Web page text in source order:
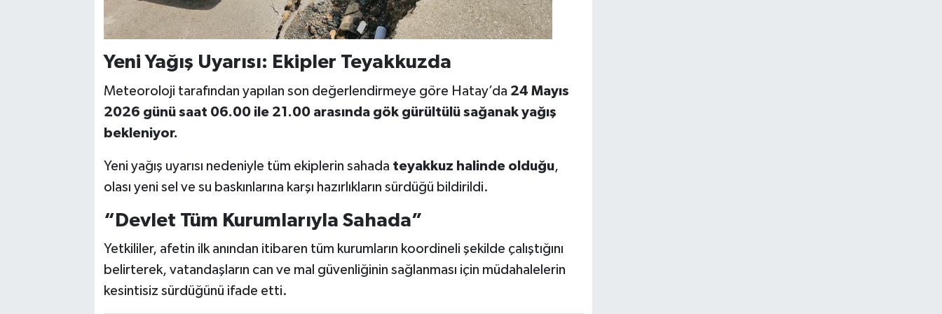
Yeni Yağış Uyarısı: Ekipler Teyakkuzda
Meteoroloji tarafından yapılan son değerlendirmeye göre Hatay’da 24 Mayıs
2026 günü saat 06.00 ile 21.00 arasında gök gürültülü sağanak yağış
bekleniyor.
Yeni yağış uyarısı nedeniyle tüm ekiplerin sahada teyakkuz halinde olduğu,
olası yeni sel ve su baskınlarına karşı hazırlıkların sürdüğü bildirildi.
“Devlet Tüm Kurumlarıyla Sahada”
Yetkililer, afetin ilk anından itibaren tüm kurumların koordineli şekilde çalıştığını
belirterek, vatandaşların can ve mal güvenliğinin sağlanması için müdahalelerin
kesintisiz sürdüğünü ifade etti.